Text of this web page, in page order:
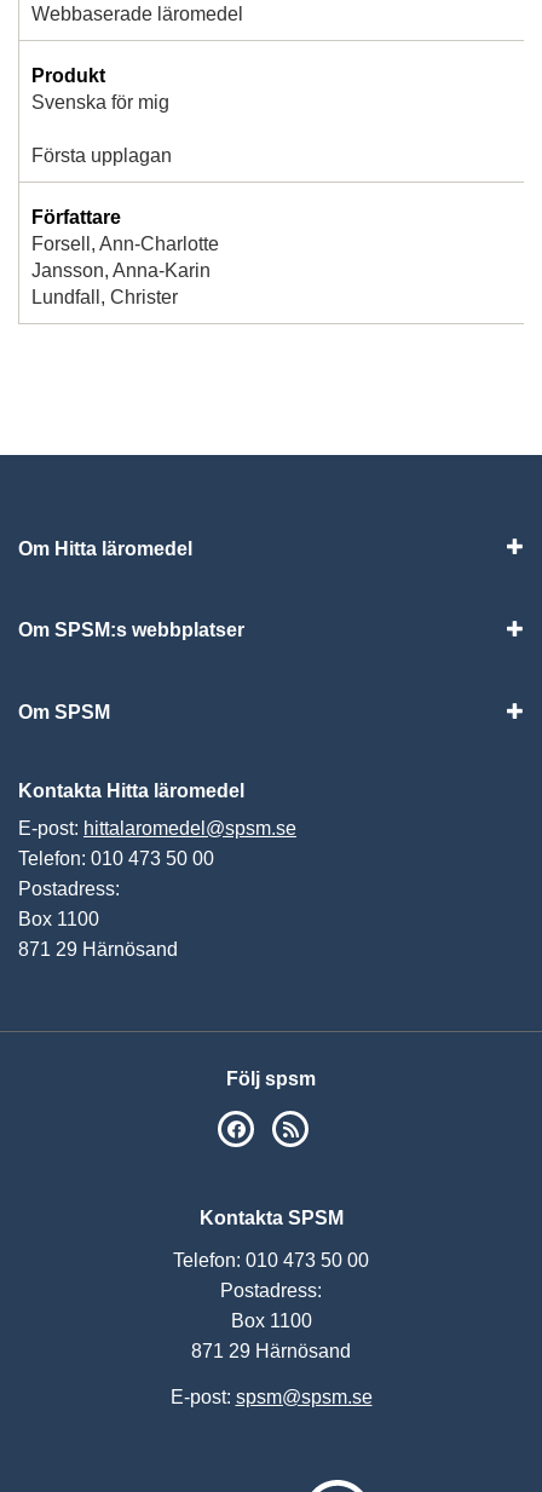
Webbaserade läromedel
Produkt
Svenska för mig
Första upplagan
Författare
Forsell, Ann-Charlotte
Jansson, Anna-Karin
Lundfall, Christer
Om Hitta läromedel
Om SPSM:s webbplatser
Om SPSM
Kontakta Hitta läromedel
E-post: hittalaromedel@spsm.se
Telefon: 010 473 50 00
Postadress:
Box 1100
871 29 Härnösand
Följ spsm
SPSM på Facebook
Kontakta SPSM
Telefon: 010 473 50 00
Postadress:
Box 1100
871 29 Härnösand
E-post: spsm@spsm.se